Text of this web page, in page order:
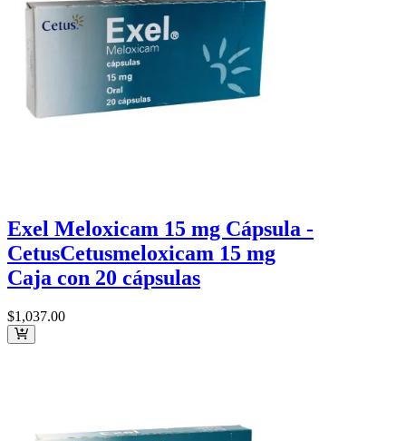
Exel Meloxicam 15 mg Cápsula -
CetusCetusmeloxicam 15 mg
Caja con 20 cápsulas
$1,037.00